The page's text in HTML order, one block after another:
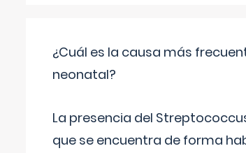
¿Cuál es la causa más
neonatal?
La presencia del
que se encuentra de forma